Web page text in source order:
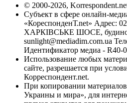
© 2000-2026,
Субъект в сфере онлайн-
«КореспонденТ.net» Адрес:
ХАРКІВСЬКЕ ШОСЕ, будинок
sunlight@mediadim.com.ua
Идентификатор медиа - R40-
Использование любых
сайте, разрешается при
Корреспондент.net.
При копировании
Украины и мира», для